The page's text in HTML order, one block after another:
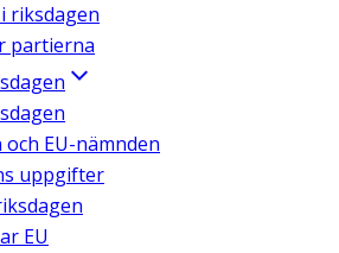
riksdagen
partierna
EU-nämnden
uppgifter
EU